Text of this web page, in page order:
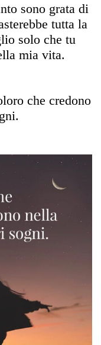
sono grata di
tutta la
solo che tu
mia vita.
che credono